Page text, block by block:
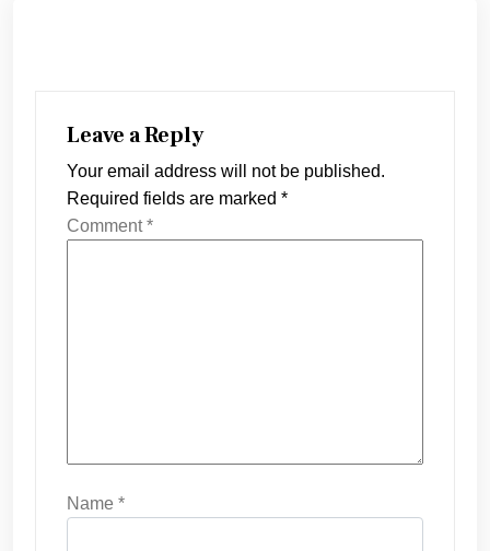
Leave a Reply
Your email address will not be published.
Required fields are marked *
Comment*
Name *